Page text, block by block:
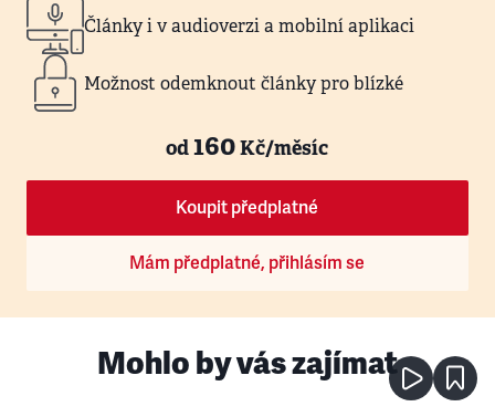
Články i v audioverzi a mobilní aplikaci
Možnost odemknout články pro blízké
od160Kč/měsíc
Koupit předplatné
Mám předplatné, přihlásím se
Mohlo by vás zajímat